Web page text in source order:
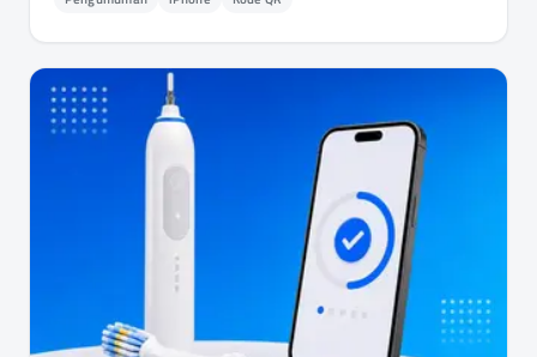
iCloud. Ditambah: gunakan kamera Mac Anda sebagai
pemindai kode QR dan barcode.